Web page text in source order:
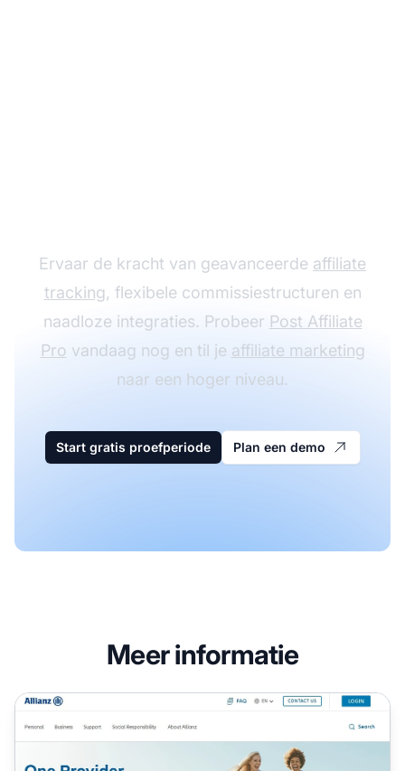
Ervaar de kracht van geavanceerde affiliate
tracking, flexibele commissiestructuren en
naadloze integraties. Probeer Post Affiliate
Pro vandaag nog en til je affiliate marketing
naar een hoger niveau.
Start gratis proefperiode Plan een demo
Meer informatie
Allianz Worldwide Care Affiliate Programma